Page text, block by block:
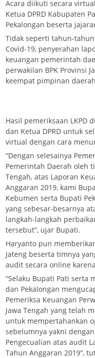
Acara diikuti secara
Ketua DPRD Kabupaten
Pekalongan beserta
Tidak seperti tahun-
Covid-19, penyerahan
keuangan pemerintah
perwakilan BPK Provinsi
keempat pimpinan
Hasil pemeriksaan LKPD
dan Ketua DPRD untuk
virtual dengan cara
“Dengan selesainya
Pemerintah Daerah oleh
Tengah, atas Laporan
Anggaran 2019, kami
Kebumen serta Bupati
yang sebesar-besarnya
langkah-langkah
tersebut”, ujar Bupati.
Haryanto pun
Jateng beserta timnya
audit secara online
“Selaku Bupati Pati serta
dan Pekalongan
Pemeriksa Keuangan
Jawa Tengah yang telah
untuk mempertahankan
sebelumnya yakni
Pengecualian atas audit
Tahun Anggaran 2019”,